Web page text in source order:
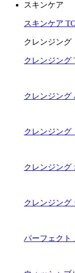
スキンケア
スキンケア
クレンジング
クレンジング
クレンジング
クレンジング
クレンジング
クレンジング
パーフェクト